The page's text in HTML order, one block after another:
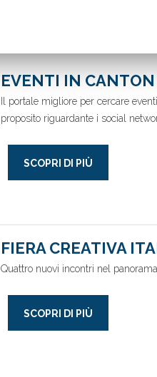
EVENTI IN
Il portale migliore per cercare
proposito riguardante i social
SCOPRI DI PIÙ
FIERA CREATIVA
Quattro nuovi incontri nel
SCOPRI DI PIÙ